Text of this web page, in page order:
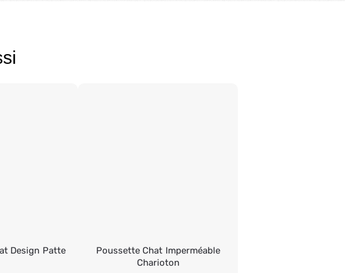
Design Patte
Poussette Chat Imperméable
Charioton